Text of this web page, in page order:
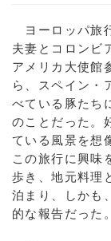
ヨーロッパ旅
夫妻とコロンビ
アメリカ大使館
ら、スペイン・
べている豚たち
のことだった。
ている風景を想
この旅行に興味
歩き、地元料理
泊まり、しかも
的な報告だった。